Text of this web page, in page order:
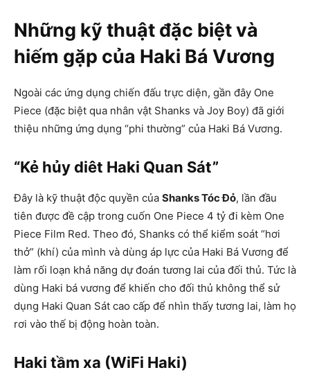
Những kỹ thuật đặc biệt và
hiếm gặp của Haki Bá Vương
Ngoài các ứng dụng chiến đấu trực diện, gần đây One
Piece (đặc biệt qua nhân vật Shanks và Joy Boy) đã giới
thiệu những ứng dụng “phi thường” của Haki Bá Vương.
“Kẻ hủy diêt Haki Quan Sát”
Đây là kỹ thuật độc quyền của Shanks Tóc Đỏ, lần đầu
tiên được đề cập trong cuốn One Piece 4 tỷ đi kèm One
Piece Film Red. Theo đó, Shanks có thể kiểm soát “hơi
thở” (khí) của mình và dùng áp lực của Haki Bá Vương để
làm rối loạn khả năng dự đoán tương lai của đối thủ. Tức là
dùng Haki bá vương để khiến cho đối thủ không thể sử
dụng Haki Quan Sát cao cấp để nhìn thấy tương lai, làm họ
rơi vào thế bị động hoàn toàn.
Haki tầm xa (WiFi Haki)